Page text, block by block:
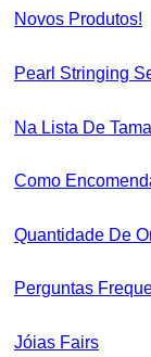
Novos Produtos!
Pearl Stringing
Na Lista De
Como
Quantidade De
Perguntas
Jóias Fairs